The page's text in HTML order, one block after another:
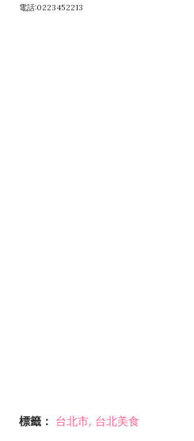
電話:0223452213
標籤： 台北市 台北美食